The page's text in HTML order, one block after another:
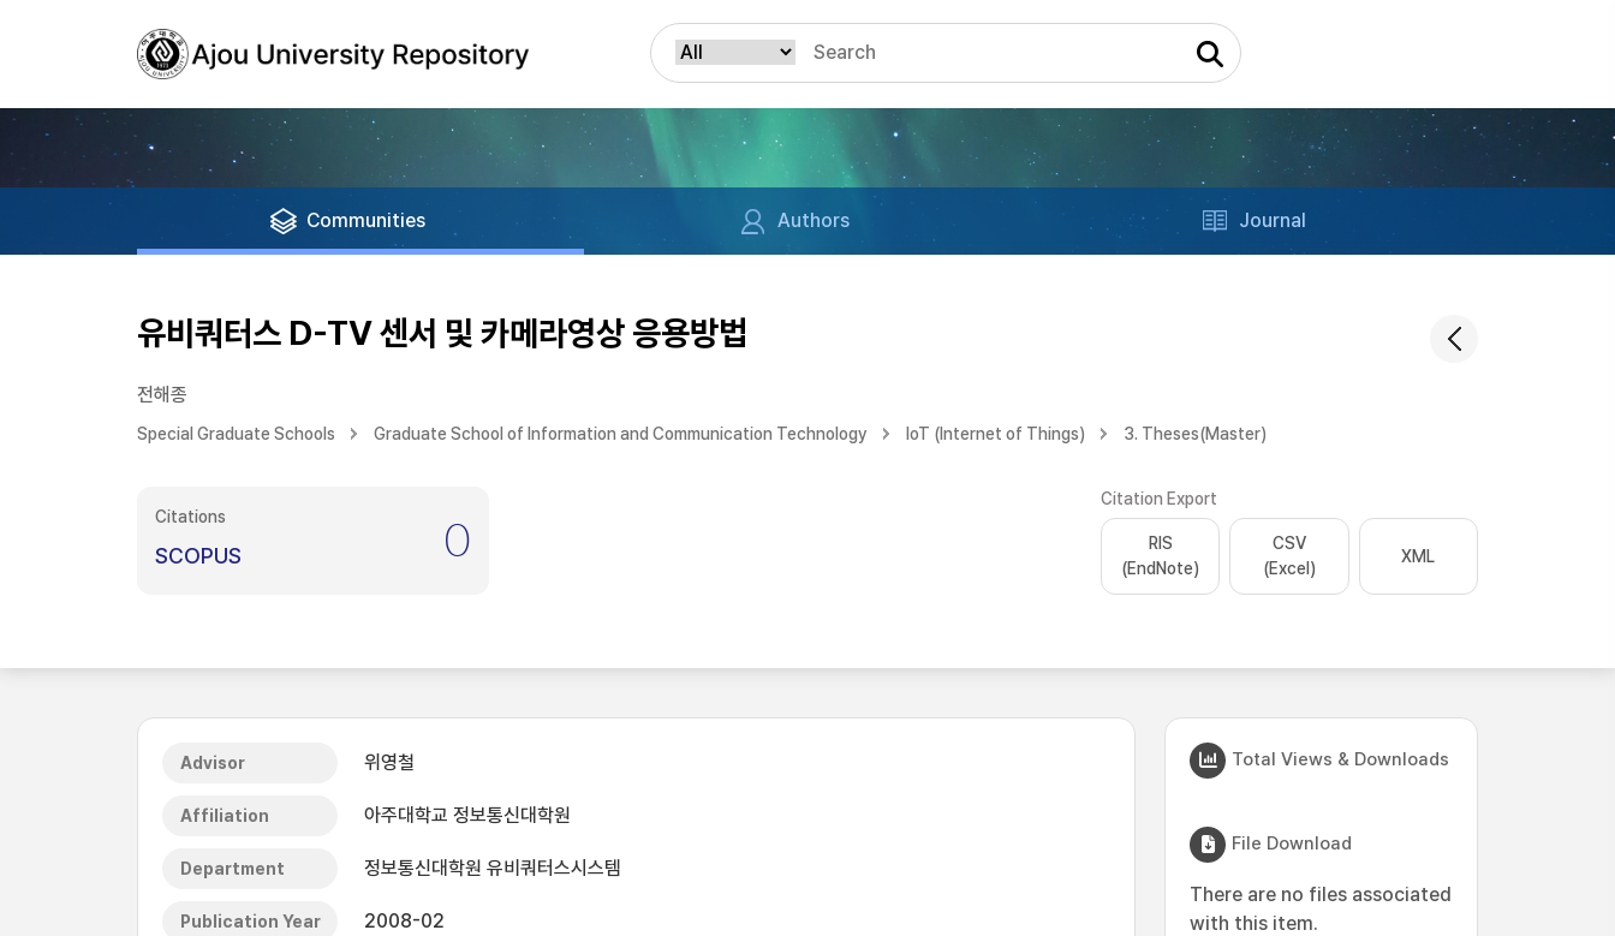
Communities Authors Journal
유비쿼터스 D-TV 센서 및 카메라영상 응용방법
전해종
Special Graduate Schools Graduate School of Information and Communication Technology IoT (Internet of Things) 3. Theses(Master)
Citations
SCOPUS 0
Citation Export
RIS
(EndNote)
CSV
(Excel)
XML
Advisor 위영철
Affiliation 아주대학교 정보통신대학원
Department 정보통신대학원 유비쿼터스시스템
Publication Year 2008-02
Total Views & Downloads
File Download
There are no files associated
with this item.